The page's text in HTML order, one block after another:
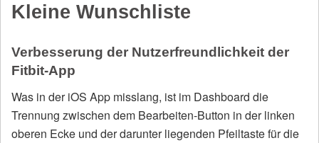
Kleine Wunschliste
Verbesserung der Nutzerfreundlichkeit der
Fitbit-App
Was in der iOS App misslang, ist im Dashboard die
Trennung zwischen dem Bearbeiten-Button in der linken
oberen Ecke und der darunter liegenden Pfeiltaste für die